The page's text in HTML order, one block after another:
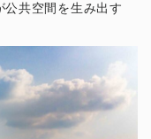
共空間を生み出す